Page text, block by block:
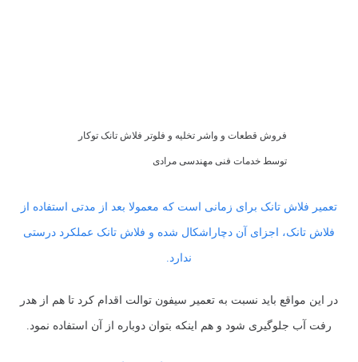
فروش قطعات و واشر تخلیه و فلوتر فلاش تانک توکار
توسط خدمات فنی مهندسی مرادی
تعمیر فلاش تانک برای زمانی است که معمولا بعد از مدتی استفاده از
فلاش تانک، اجزای آن دچاراشکال شده و فلاش تانک عملکرد درستی
ندارد.
در این مواقع باید نسبت به تعمیر سیفون توالت اقدام کرد تا هم از هدر
رفت آب جلوگیری شود و هم اینکه بتوان دوباره از آن استفاده نمود.